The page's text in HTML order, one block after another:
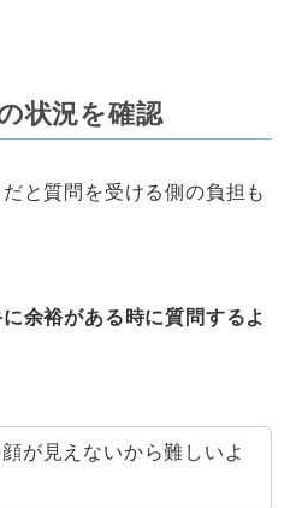
状況を確認
と質問を受ける側の負担も
余裕がある時に質問するよ
が見えないから難しいよ